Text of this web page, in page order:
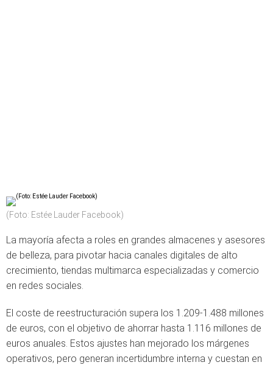
(Foto: Estée Lauder Facebook)
La mayoría afecta a roles en grandes almacenes y asesores
de belleza, para pivotar hacia canales digitales de alto
crecimiento, tiendas multimarca especializadas y comercio
en redes sociales.
El coste de reestructuración supera los 1.209-1.488 millones
de euros, con el objetivo de ahorrar hasta 1.116 millones de
euros anuales. Estos ajustes han mejorado los márgenes
operativos, pero generan incertidumbre interna y cuestan en